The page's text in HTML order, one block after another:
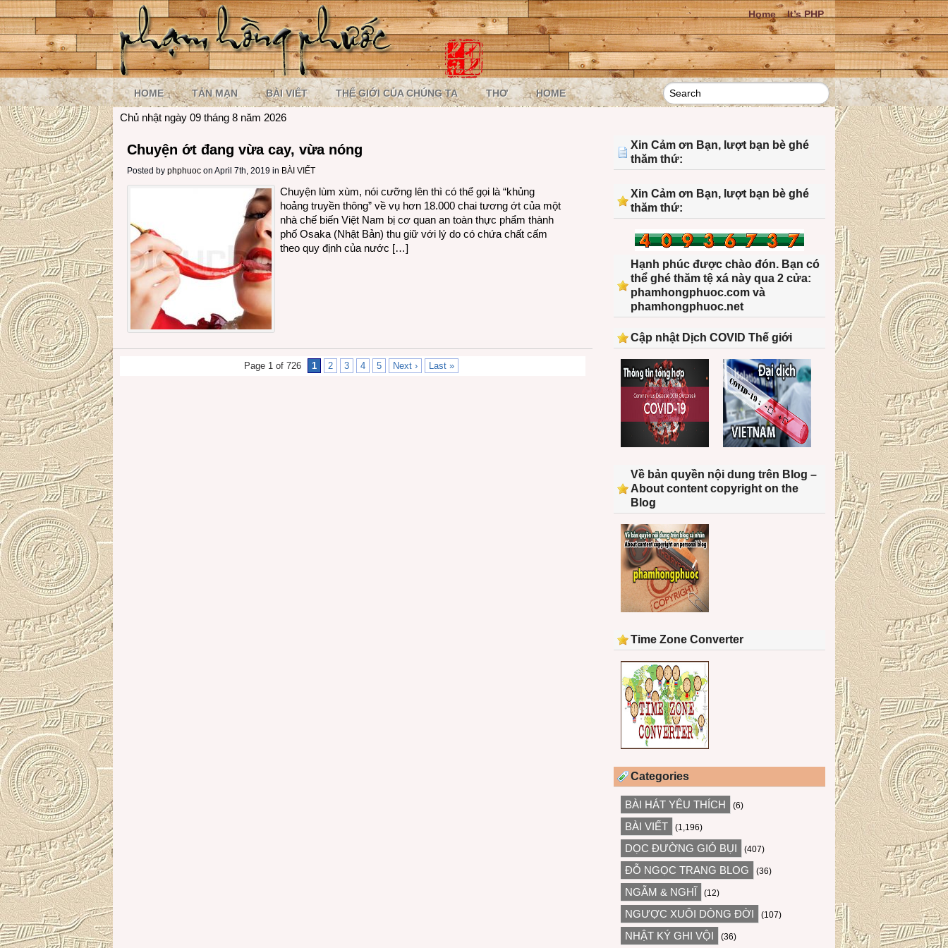
Home It’s PHP
HOME TẢN MẠN BÀI VIẾT THẾ GIỚI CỦA CHÚNG TA THƠ HOME
Chủ nhật ngày 09 tháng 8 năm 2026
Chuyện ớt đang vừa cay, vừa nóng
Posted by phphuoc on April 7th, 2019 in BÀI VIẾT
Chuyện lùm xùm, nói cưỡng lên thì có thể gọi là “khủng
hoảng truyền thông” về vụ hơn 18.000 chai tương ớt của một
nhà chế biến Việt Nam bị cơ quan an toàn thực phẩm thành
phố Osaka (Nhật Bản) thu giữ với lý do có chứa chất cấm
theo quy định của nước […]
Page 1 of 726 1 2 3 4 5 Next › Last »
Xin Cảm ơn Bạn, lượt bạn bè ghé
thăm thứ:
Xin Cảm ơn Bạn, lượt bạn bè ghé
thăm thứ:
Hạnh phúc được chào đón. Bạn có
thể ghé thăm tệ xá này qua 2 cửa:
phamhongphuoc.com và
phamhongphuoc.net
Cập nhật Dịch COVID Thế giới
Về bản quyền nội dung trên Blog –
About content copyright on the
Blog
Time Zone Converter
Categories
BÀI HÁT YÊU THÍCH (6)
BÀI VIẾT (1,196)
DỌC ĐƯỜNG GIÓ BỤI (407)
ĐỖ NGỌC TRANG BLOG (36)
NGẪM & NGHĨ (12)
NGƯỢC XUÔI DÒNG ĐỜI (107)
NHẬT KÝ GHI VỘI (36)